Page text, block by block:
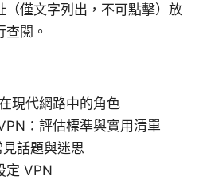
（僅文字列出，不可點擊）放
閱。
現代網路中的角色
：評估標準與實用清單
話題與迷思
定 VPN